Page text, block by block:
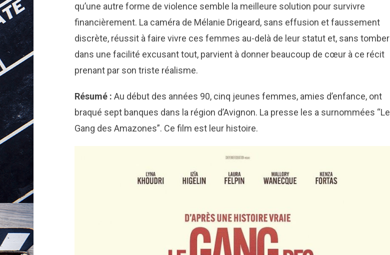
qu’une autre forme de violence semble la meilleure solution pour survivre
financièrement. La caméra de Mélanie Drigeard, sans effusion et faussement
discrète, réussit à faire vivre ces femmes au-delà de leur statut et, sans tomber
dans une facilité excusant tout, parvient à donner beaucoup de cœur à ce récit
prenant par son triste réalisme.
Résumé : Au début des années 90, cinq jeunes femmes, amies d’enfance, ont
braqué sept banques dans la région d’Avignon. La presse les a surnommées “Le
Gang des Amazones”. Ce film est leur histoire.